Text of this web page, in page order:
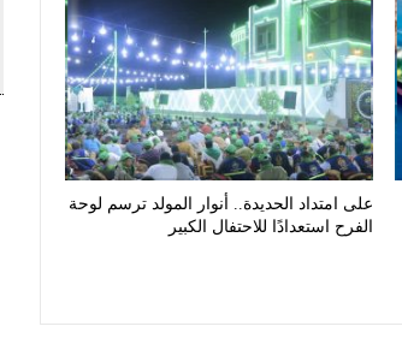
على امتداد الحديدة.. أنوار المولد ترسم لوحة
الفرح استعدادًا للاحتفال الكبير